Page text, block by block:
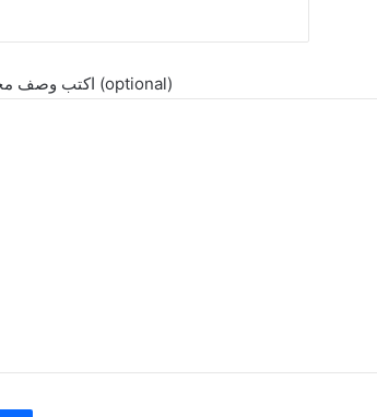
اكتب وصف مختصر عن نفسك (optional)